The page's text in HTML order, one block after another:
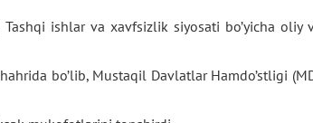
ishlar va xavfsizlik siyosati bo’yicha oliy
bo’lib, Mustaqil Davlatlar Hamdo’stligi